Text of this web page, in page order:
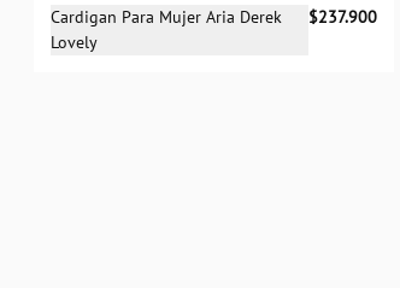
Selecciona una talla
Cardigan Para Mujer Aria Derek
Lovely
$237.900